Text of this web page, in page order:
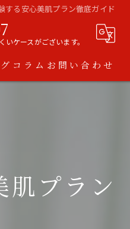
する安心美肌プラン徹底ガイド
ケースがございます。
コラム お問い合わせ
プラン